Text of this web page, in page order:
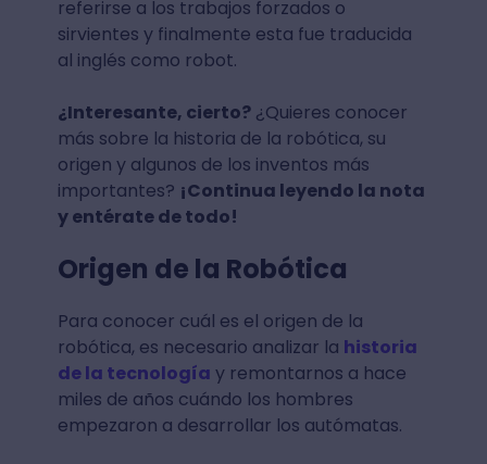
referirse a los trabajos forzados o
sirvientes y finalmente esta fue traducida
al inglés como robot.
¿Interesante, cierto?¿Quieres conocer
más sobre la historia de la robótica, su
origen y algunos de los inventos más
importantes? ¡Continua leyendo la nota
y entérate de todo!
Origen de la Robótica
Para conocer cuál es el origen de la
robótica, es necesario analizar la historia
de la tecnología y remontarnos a hace
miles de años cuándo los hombres
empezaron a desarrollar los autómatas.